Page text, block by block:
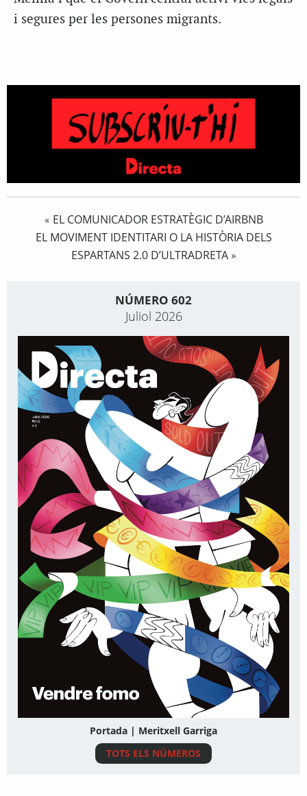
i segures per les persones migrants.
« EL COMUNICADOR ESTRATÈGIC D’AIRBNB
EL MOVIMENT IDENTITARI O LA HISTÒRIA DELS
ESPARTANS 2.0 D’ULTRADRETA»
NÚMERO 602
Juliol 2026
Portada | Meritxell Garriga
TOTS ELS NÚMEROS